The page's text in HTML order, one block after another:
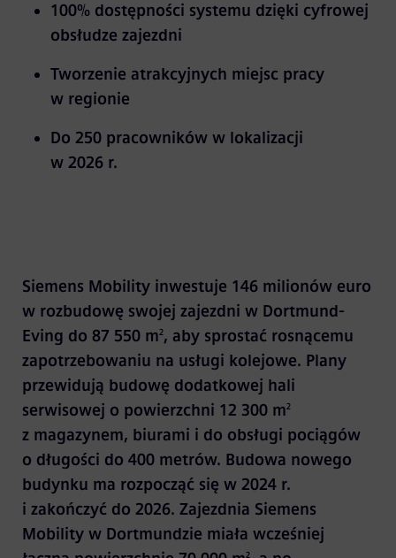
100% dostępności systemu dzięki cyfrowej
obsłudze zajezdni
Tworzenie atrakcyjnych miejsc pracy
w regionie
Do 250 pracowników w lokalizacji
w 2026 r.
Siemens Mobility inwestuje 146 milionów euro
w rozbudowę swojej zajezdni w Dortmund-
Eving do 87 550 m2, aby sprostać rosnącemu
zapotrzebowaniu na usługi kolejowe. Plany
przewidują budowę dodatkowej hali
serwisowej o powierzchni 12 300 m2
z magazynem, biurami i do obsługi pociągów
o długości do 400 metrów. Budowa nowego
budynku ma rozpocząć się w 2024 r.
i zakończyć do 2026. Zajezdnia Siemens
Mobility w Dortmundzie miała wcześniej
2